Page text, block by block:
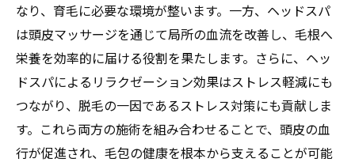
なり、育毛に必要な環境が整います。一方、ヘッドスパ
は頭皮マッサージを通じて局所の血流を改善し、毛根へ
栄養を効率的に届ける役割を果たします。さらに、ヘッ
ドスパによるリラクゼーション効果はストレス軽減にも
つながり、脱毛の一因であるストレス対策にも貢献しま
す。これら両方の施術を組み合わせることで、頭皮の血
行が促進され、毛包の健康を根本から支えることが可能